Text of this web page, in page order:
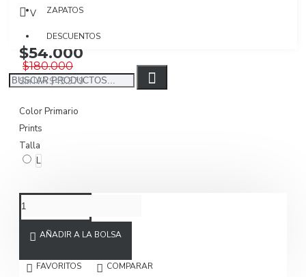
ZAPATOS
DESCUENTOS
Visto: 2656
$54.000
$180.000
Sin IVA $45.379
Color Primario
Prints
Talla
L
AÑADIR A LA BOLSA
FAVORITOS COMPARAR